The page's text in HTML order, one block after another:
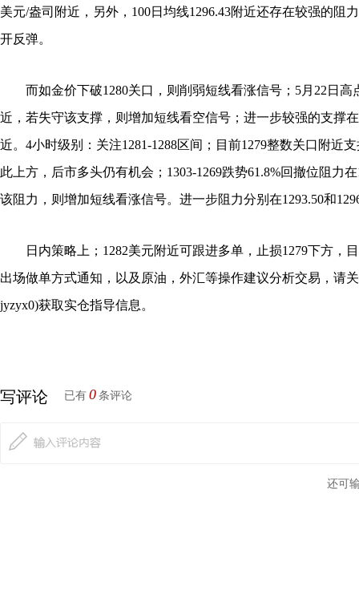
美元/盎司附近，另外，100日均线1296.43附近还存在较强的阻
开反弹。
而如金价下破1280关口，则削弱短线看涨信号；5月22日高
近，若失守该支撑，则增加短线看空信号；进一步较强的支撑
近。4小时级别：关注1281-1288区间；目前1279整数关口附近
此上方，后市多头仍有机会；1303-1269跌势61.8%回撤位阻力
该阻力，则增加短线看涨信号。进一步阻力分别在1293.50和
日内策略上；1282美元附近可跟进多单，止损1279下方，目
出场做单方式通知，以及原油，外汇等操作建议分析交易，请
jyzyx0)获取实仓指导信息。
写评论 已有 0 条评论
还可